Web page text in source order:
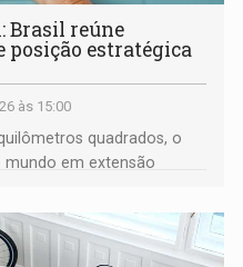
Brasil reúne
estratégica
às 15:00
quadrados, o
em extensão